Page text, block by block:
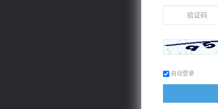
自动登录